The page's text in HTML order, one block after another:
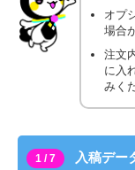
オプ
場合
注文
に入
みく
1 / 7 入稿デー